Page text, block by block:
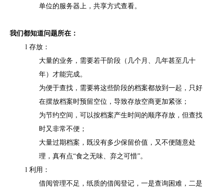
单位的服务器上，共享方式查看。
我们都知道问题所在：
l 存放：
大量的业务，需要若干阶段（几个月、几年甚至几十
年）才能完成。
为便于查找，需要将这些阶段的档案都放到一起，只好
在摆放档案时预留空位，导致存放空商更加紧张；
为节约空间，可以按档案产生时间的顺序存放，但查找
时又非常不便；
大量过期档案，既没有多少保留价值，又不便随意处
理，真有点“食之无味、弃之可惜”。
l 利用：
借阅管理不足，纸质的借阅登记，一是查询困难，二是